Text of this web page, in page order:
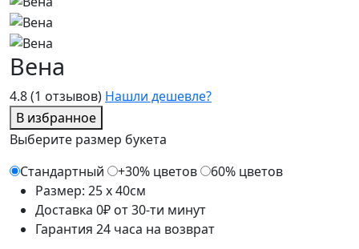
4.8(1 отзывов) Нашли дешевле?
В избранное
Вена
Выберите размер букета
Стандартный
+30% цветов
60% цветов
Размер: 25 x 40см
Доставка 0₽ от 30-ти минут
Гарантия 24 часа на возврат